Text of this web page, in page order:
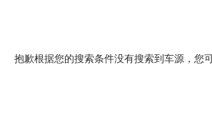
抱歉根据您的搜索条件没有搜索到车源，您